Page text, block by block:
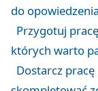
do
Przygotuj
których warto
Dostarcz pracę